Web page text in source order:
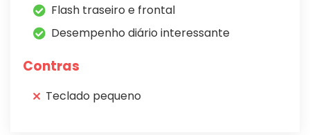
Flash traseiro e frontal
Desempenho diário interessante
Contras
Teclado pequeno